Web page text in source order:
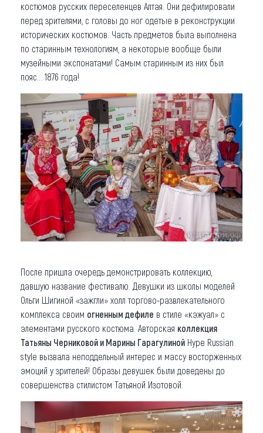
костюмов русских переселенцев Алтая. Они дефилировали
перед зрителями, с головы до ног одетые в реконструкции
исторических костюмов. Часть предметов была выполнена
по старинным технологиям, а некоторые вообще были
музейными экспонатами! Самым старинным из них был
пояс… 1876 года!
После пришла очередь демонстрировать коллекцию,
давшую название фестивалю. Девушки из школы моделей
Ольги Шигиной «зажгли» холл торгово-развлекательного
комплекса своим огненным дефиле в стиле «кэжуал» с
элементами русского костюма. Авторская коллекция
Татьяны Черниковой и Марины Гарагулиной Hype Russian
style вызвала неподдельный интерес и массу восторженных
эмоций у зрителей! Образы девушек были доведены до
совершенства стилистом Татьяной Изотовой.